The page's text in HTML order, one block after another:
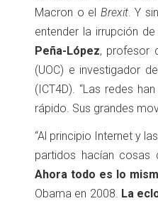
Macron o el Brexit. Y
entender la irrupción
Peña-López, profesor
(UOC) e investigador
(ICT4D). “Las redes
rápido. Sus grandes
“Al principio Internet y
partidos hacían cosas
Ahora todo es lo
Obama en 2008. La